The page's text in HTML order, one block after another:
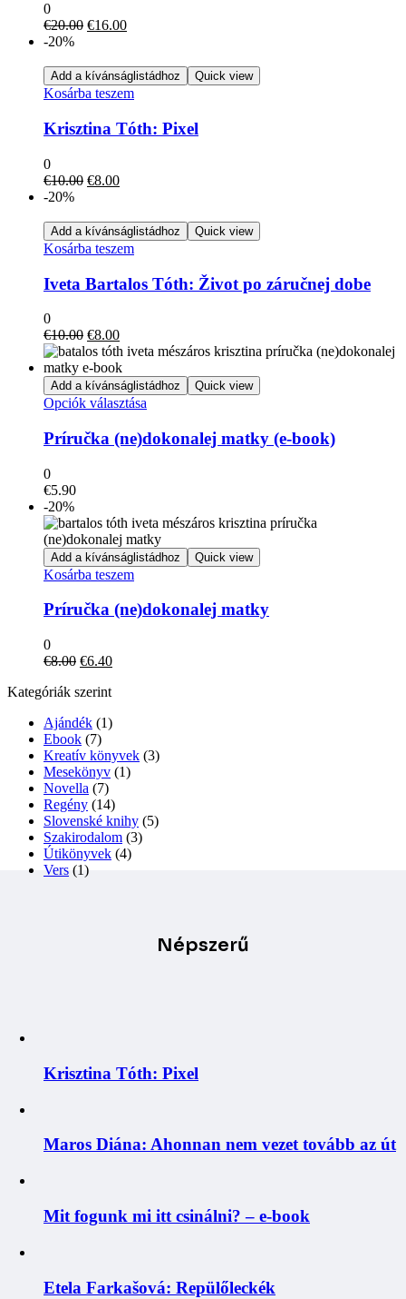
0
€20.00 Original
€20.00.
€16.00Current
€16.00.
-20%
Add a kívánságlistádhoz Quick view
Kosárba teszem
Krisztina Tóth: Pixel
0
€10.00 Original
€10.00.
€8.00Current
€8.00.
-20%
Add a kívánságlistádhoz Quick view
Kosárba teszem
Iveta Bartalos Tóth: Život po záručnej dobe
0
€10.00 Original
price
was:
€10.00.
€8.00Current
price
is:
€8.00.
Add a kívánságlistádhoz Quick view
Opciók választása
terméknek
több
változatok
a
termékoldalon
választhatók
Príručka (ne)dokonalej matky (e-book)
0
€5.90
-20%
Add a kívánságlistádhoz Quick view
Kosárba teszem
Príručka (ne)dokonalej matky
0
€8.00 Original
was:
€6.40Current
is:
Kategóriák szerint
Ajándék (1)
Ebook (7)
Kreatív könyvek (3)
Mesekönyv (1)
Novella (7)
Regény (14)
Slovenské knihy (5)
Szakirodalom (3)
Útikönyvek (4)
Vers (1)
Népszerű
Krisztina Tóth: Pixel
Maros Diána: Ahonnan nem vezet tovább az út
Mit fogunk mi itt csinálni? – e-book
Etela Farkašová: Repülőleckék